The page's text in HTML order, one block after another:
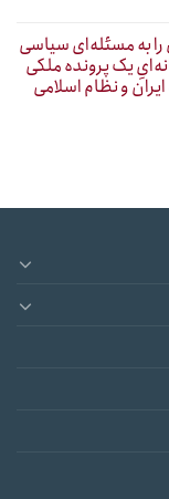
به مسئله‌ای سیاسی
یک پرونده ملکی
و نظام اسلامی